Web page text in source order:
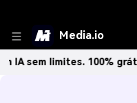
Media.io
limites. 100% grátis!